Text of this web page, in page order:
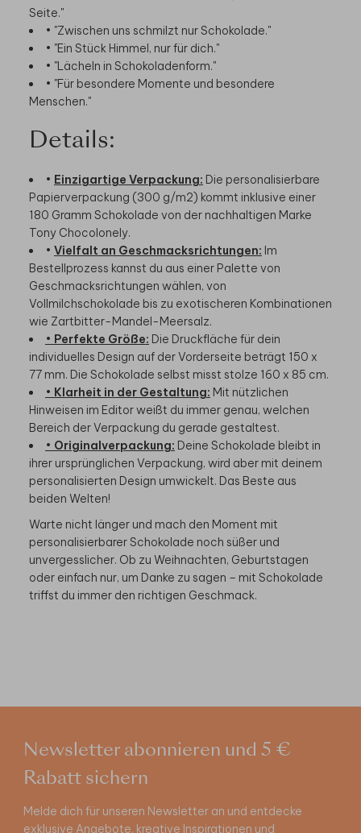
Seite."
• "Zwischen uns schmilzt nur Schokolade."
• "Ein Stück Himmel, nur für dich."
• "Lächeln in Schokoladenform."
• "Für besondere Momente und besondere
Menschen."
Details:
• Einzigartige Verpackung: Die personalisierbare
Papierverpackung (300 g/m2) kommt inklusive einer
180 Gramm Schokolade von der nachhaltigen Marke
Tony Chocolonely.
• Vielfalt an Geschmacksrichtungen: Im
Bestellprozess kannst du aus einer Palette von
Geschmacksrichtungen wählen, von
Vollmilchschokolade bis zu exotischeren Kombinationen
wie Zartbitter-Mandel-Meersalz.
• Perfekte Größe: Die Druckfläche für dein
individuelles Design auf der Vorderseite beträgt 150 x
77 mm. Die Schokolade selbst misst stolze 160 x 85 cm.
• Klarheit in der Gestaltung: Mit nützlichen
Hinweisen im Editor weißt du immer genau, welchen
Bereich der Verpackung du gerade gestaltest.
• Originalverpackung: Deine Schokolade bleibt in
ihrer ursprünglichen Verpackung, wird aber mit deinem
personalisierten Design umwickelt. Das Beste aus
beiden Welten!
Warte nicht länger und mach den Moment mit
personalisierbarer Schokolade noch süßer und
unvergesslicher. Ob zu Weihnachten, Geburtstagen
oder einfach nur, um Danke zu sagen – mit Schokolade
triffst du immer den richtigen Geschmack.
Newsletter abonnieren und 5 €
Rabatt sichern
Melde dich für unseren Newsletter an und entdecke
exklusive Angebote, kreative Inspirationen und